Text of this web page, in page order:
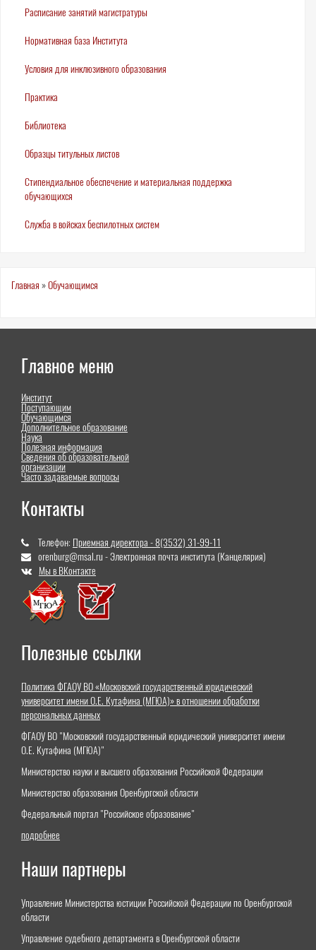
Расписание занятий магистратуры
Нормативная база Института
Условия для инклюзивного образования
Практика
Библиотека
Образцы титульных листов
Стипендиальное обеспечение и материальная поддержка
обучающихся
Служба в войсках беспилотных систем
Вы
Главная »Обучающимся
Главное меню
Институт
Поступающим
Обучающимся
Дополнительное образование
Наука
Полезная информация
Сведения об образовательной
организации
Часто задаваемые вопросы
Контакты
Телефон: Приемная директора - 8(3532) 31-99-11
orenburg@msal.ru - Электронная почта института (Канцелярия)
Мы в ВКонтакте
Полезные ссылки
Политика ФГАОУ ВО «Московский государственный юридический
университет имени О.Е. Кутафина (МГЮА)» в отношении обработки
персональных данных
ФГАОУ ВО "Московский государственный юридический университет имени
О.Е. Кутафина (МГЮА)"
Министерство науки и высшего образования Российской Федерации
Министерство образования Оренбургской области
Федеральный портал "Российское образование"
подробнее
Наши партнеры
Управление Министерства юстиции Российской Федерации по Оренбургской
области
Управление судебного департамента в Оренбургской области